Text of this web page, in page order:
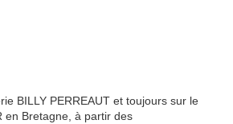
BILLY PERREAUT et toujours sur le
en Bretagne, à partir des